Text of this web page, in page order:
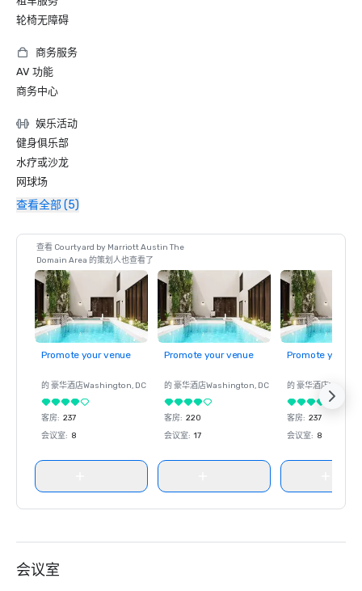
轮椅无障碍
商务服务
AV 功能
商务中心
娱乐活动
健身俱乐部
水疗或沙龙
网球场
查看全部 (5)
查看 Courtyard by Marriott Austin The
Domain Area 的策划人也查看了
Promote your venue
的 豪华酒店Washington, DC
客房: 237
会议室: 8
Promote your venue
的 豪华酒店Washington, DC
客房: 220
会议室: 17
Promote your
的 豪华酒店
客房: 237
会议室: 8
会议室